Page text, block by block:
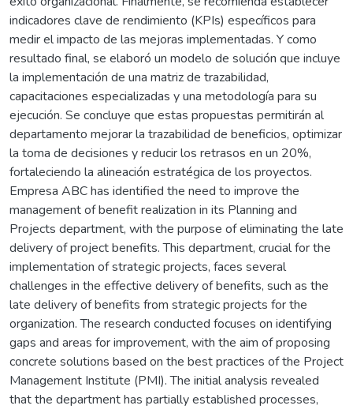
indicadores clave de rendimiento (KPIs) específicos para
medir el impacto de las mejoras implementadas. Y como
resultado final, se elaboró un modelo de solución que incluye
la implementación de una matriz de trazabilidad,
capacitaciones especializadas y una metodología para su
ejecución. Se concluye que estas propuestas permitirán al
departamento mejorar la trazabilidad de beneficios, optimizar
la toma de decisiones y reducir los retrasos en un 20%,
fortaleciendo la alineación estratégica de los proyectos.
Empresa ABC has identified the need to improve the
management of benefit realization in its Planning and
Projects department, with the purpose of eliminating the late
delivery of project benefits. This department, crucial for the
implementation of strategic projects, faces several
challenges in the effective delivery of benefits, such as the
late delivery of benefits from strategic projects for the
organization. The research conducted focuses on identifying
gaps and areas for improvement, with the aim of proposing
concrete solutions based on the best practices of the Project
Management Institute (PMI). The initial analysis revealed
that the department has partially established processes,